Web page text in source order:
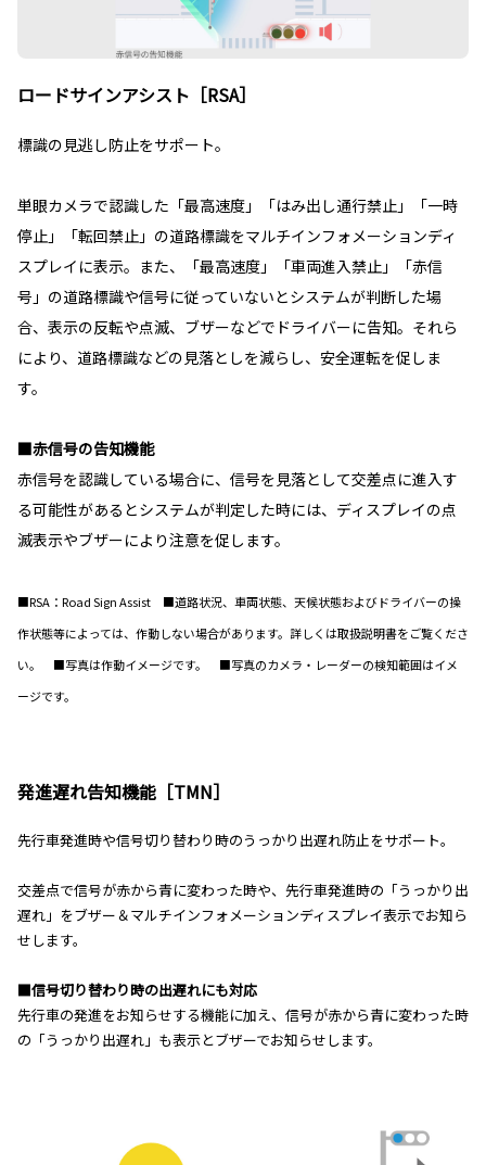
ロードサインアシスト［RSA］
標識の見逃し防止をサポート。
単眼カメラで認識した「最高速度」「はみ出し通行禁止」「一時
停止」「転回禁止」の道路標識をマルチインフォメーションディ
スプレイに表示。また、「最高速度」「車両進入禁止」「赤信
号」の道路標識や信号に従っていないとシステムが判断した場
合、表示の反転や点滅、ブザーなどでドライバーに告知。それら
により、道路標識などの見落としを減らし、安全運転を促しま
す。
■赤信号の告知機能
赤信号を認識している場合に、信号を見落として交差点に進入す
る可能性があるとシステムが判定した時には、ディスプレイの点
滅表示やブザーにより注意を促します。
■RSA：Road Sign Assist ■道路状況、車両状態、天候状態およびドライバーの操
作状態等によっては、作動しない場合があります。詳しくは取扱説明書をご覧くださ
い。 ■写真は作動イメージです。 ■写真のカメラ・レーダーの検知範囲はイメ
ージです。
発進遅れ告知機能［TMN］
先行車発進時や信号切り替わり時のうっかり出遅れ防止をサポート。
交差点で信号が赤から青に変わった時や、先行車発進時の「うっかり出
遅れ」をブザー＆マルチインフォメーションディスプレイ表示でお知ら
せします。
■信号切り替わり時の出遅れにも対応
先行車の発進をお知らせする機能に加え、信号が赤から青に変わった時
の「うっかり出遅れ」も表示とブザーでお知らせします。